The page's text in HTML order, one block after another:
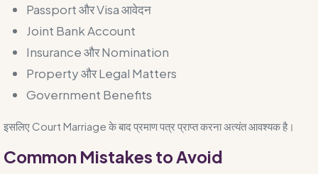
Passport और Visa आवेदन
Joint Bank Account
Insurance और Nomination
Property और Legal Matters
Government Benefits
इसलिए Court Marriage के बाद प्रमाण पत्र प्राप्त करना अत्यंत आवश्यक है।
Common Mistakes to Avoid